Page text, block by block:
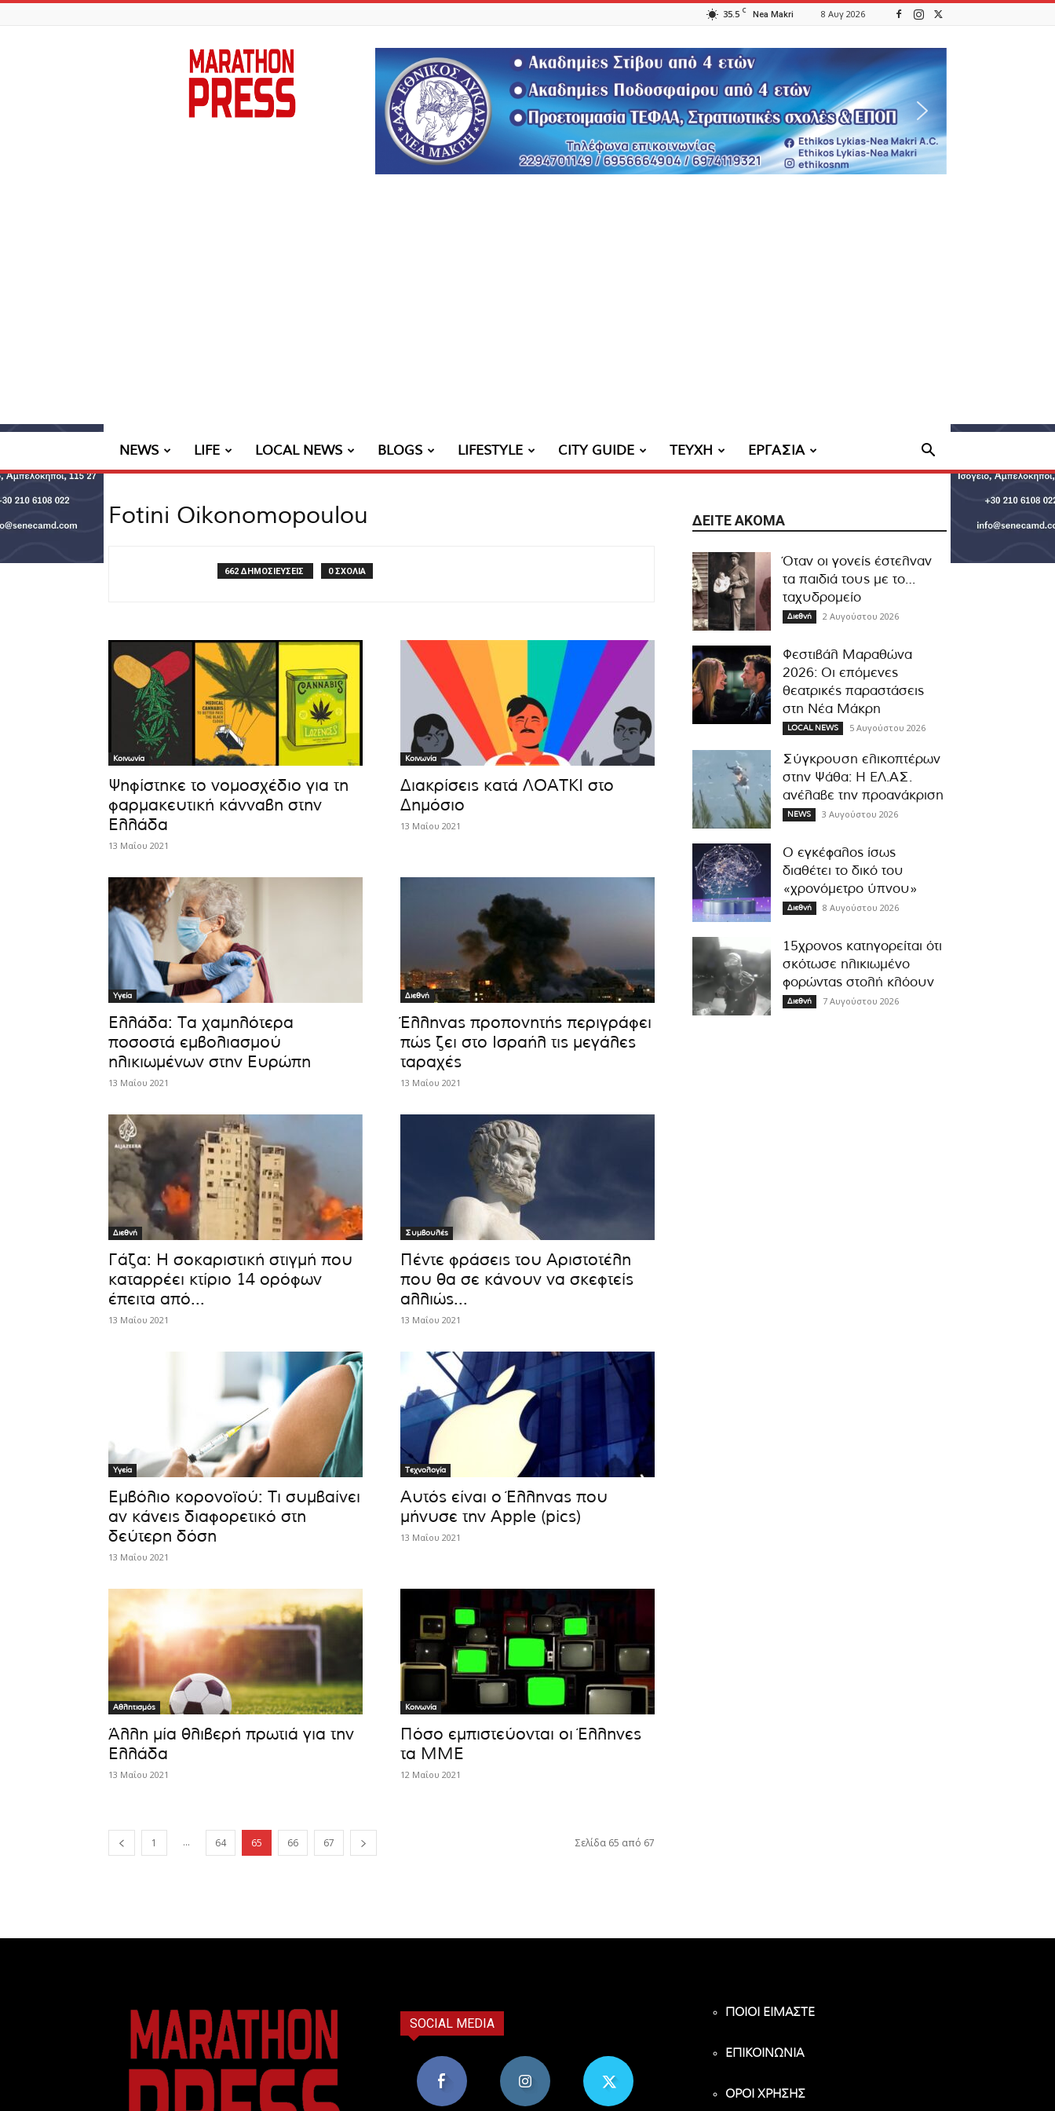
35.5 C Nea Makri 8 Αυγ 2026
Marathon
Press
NEWS LIFE LOCAL NEWS BLOGS LIFESTYLE CITY GUIDE ΤΕΥΧΗ ΕΡΓΑΣΙΑ
Fotini Oikonomopoulou
662 ΔΗΜΟΣΙΕΥΣΕΙΣ 0 ΣΧΟΛΙΑ
Κοινωνία
Ψηφίστηκε το νομοσχέδιο για τη
φαρμακευτική κάνναβη στην
Ελλάδα
13 Μαΐου 2021
Κοινωνία
Διακρίσεις κατά ΛΟΑΤΚΙ στο
Δημόσιο
13 Μαΐου 2021
Υγεία
Ελλάδα: Τα χαμηλότερα
ποσοστά εμβολιασμού
ηλικιωμένων στην Ευρώπη
13 Μαΐου 2021
Διεθνή
Έλληνας προπονητής περιγράφει
πώς ζει στο Ισραήλ τις μεγάλες
ταραχές
13 Μαΐου 2021
Διεθνή
Γάζα: Η σοκαριστική στιγμή που
καταρρέει κτίριο 14 ορόφων
έπειτα από...
13 Μαΐου 2021
Συμβουλές
Πέντε φράσεις του Αριστοτέλη
που θα σε κάνουν να σκεφτείς
αλλιώς...
13 Μαΐου 2021
Υγεία
Εμβόλιο κορονοϊού: Τι συμβαίνει
αν κάνεις διαφορετικό στη
δεύτερη δόση
13 Μαΐου 2021
Τεχνολογία
Αυτός είναι ο Έλληνας που
μήνυσε την Apple (pics)
13 Μαΐου 2021
Αθλητισμός
Άλλη μία θλιβερή πρωτιά για την
Ελλάδα
13 Μαΐου 2021
Κοινωνία
Πόσο εμπιστεύονται oι Έλληνες
τα ΜΜΕ
12 Μαΐου 2021
1 ... 64 65 66 67 Σελίδα 65 από 67
ΔΕΊΤΕ ΑΚΌΜΑ
Όταν οι γονείς έστελναν
τα παιδιά τους με το…
ταχυδρομείο
Διεθνή 2 Αυγούστου 2026
Φεστιβάλ Μαραθώνα
2026: Οι επόμενες
θεατρικές παραστάσεις
στη Νέα Μάκρη
LOCAL NEWS 5 Αυγούστου 2026
Σύγκρουση ελικοπτέρων
στην Ψάθα: Η ΕΛ.ΑΣ.
ανέλαβε την προανάκριση
NEWS 3 Αυγούστου 2026
Ο εγκέφαλος ίσως
διαθέτει το δικό του
«χρονόμετρο ύπνου»
Διεθνή 8 Αυγούστου 2026
15χρονος κατηγορείται ότι
σκότωσε ηλικιωμένο
φορώντας στολή κλόουν
Διεθνή 7 Αυγούστου 2026
SOCIAL MEDIA
ΠΟΙΟΙ ΕΙΜΑΣΤΕ
ΕΠΙΚΟΙΝΩΝΙΑ
ΟΡΟΙ ΧΡΗΣΗΣ